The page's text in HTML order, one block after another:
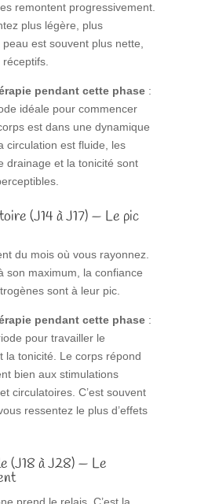
remontent progressivement.
plus légère, plus
est souvent plus nette,
pendant cette phase:
idéale pour commencer
est dans une dynamique
circulation est fluide, les
drainage et la tonicité sont
(J14 à J17) — Le pic
du mois où vous rayonnez.
son maximum, la confiance
sont à leur pic.
pendant cette phase:
pour travailler le
la tonicité. Le corps répond
bien aux stimulations
circulatoires. C’est souvent
ressentez le plus d’effets
(J18 à J28) — Le